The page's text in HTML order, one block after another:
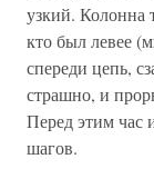
узкий. Колонна
кто был левее
спереди цепь,
страшно, и
Перед этим час
шагов.